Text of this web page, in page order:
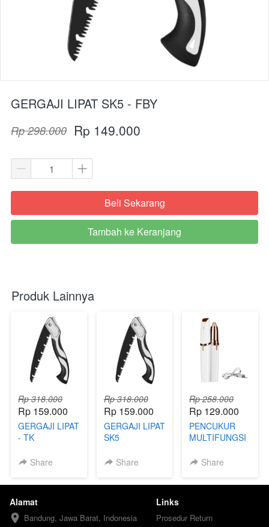
GERGAJI LIPAT SK5 - FBY
Rp 298.000 Rp 149.000
`Beli Sekarang
`
Tambah ke Keranjang
Produk Lainnya
Rp 318.000
Rp 159.000
GERGAJI LIPAT
- TK
Share
Rp 318.000
Rp 159.000
GERGAJI LIPAT
SK5
Share
Rp 258.000
Rp 129.000
PENCUKUR
MULTIFUNGSI
Share
Alamat
Bandung, Jawa Barat, Indonesia
Links
Prosedur Return